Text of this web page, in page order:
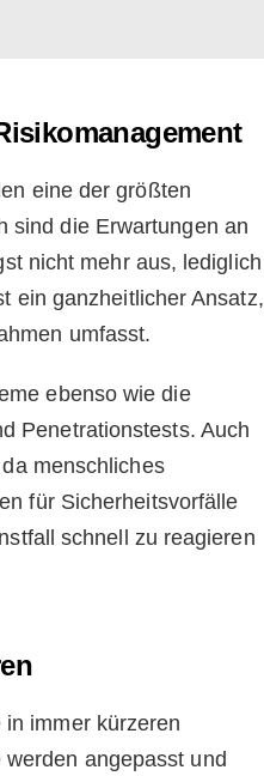
eine der größten
sind die Erwartungen an
nicht mehr aus, lediglich
ein ganzheitlicher Ansatz,
umfasst.
ebenso wie die
Penetrationstests. Auch
menschliches
für Sicherheitsvorfälle
schnell zu reagieren
immer kürzeren
angepasst und